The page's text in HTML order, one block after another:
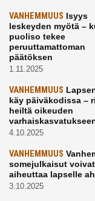
VANHEMMUUS Isyys
leskeyden myötä –
puoliso tekee
peruuttamattoman
päätöksen
1.11.2025
VANHEMMUUS
käy päiväkodissa –
heiltä oikeuden
4.10.2025
VANHEMMUUS
somejulkaisut voivat
aiheuttaa lapselle
3.10.2025